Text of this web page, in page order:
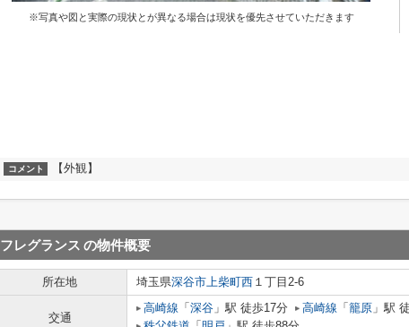
※写真や図と実際の現状とが異なる場合は現状を優先させていただきます
コメント 【外観】
フレグランス の物件概要
所在地 埼玉県深谷市上柴町西 １丁目2-6
交通
高崎線 「 深谷 」駅 徒歩17分 高崎線 「 籠原 」駅